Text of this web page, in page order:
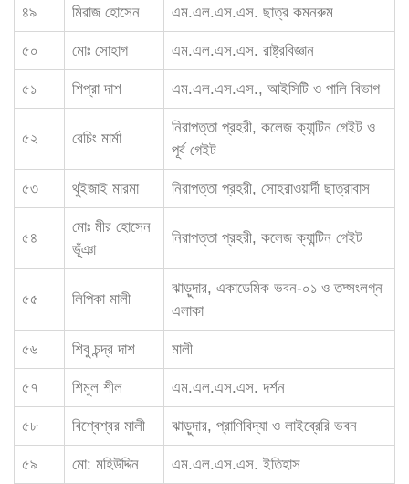
৪৯ মিরাজ হোসেন এম.এল.এস.এস. ছাত্র কমনরুম
৫০ মোঃ সোহাগ এম.এল.এস.এস. রাষ্ট্রবিজ্ঞান
৫১ শিপ্রা দাশ এম.এল.এস.এস., আইসিটি ও পালি বিভাগ
৫২ রেচিং মার্মা
নিরাপত্তা প্রহরী, কলেজ ক্যান্টিন গেইট ও
পূর্ব গেইট
৫৩ থুইজাই মারমা নিরাপত্তা প্রহরী, সোহরাওয়ার্দী ছাত্রাবাস
৫৪
মোঃ মীর হোসেন
ভূঁঞা
নিরাপত্তা প্রহরী, কলেজ ক্যান্টিন গেইট
৫৫ লিপিকা মালী
ঝাড়ুদার, একাডেমিক ভবন-০১ ও তদ্সংলগ্ন
এলাকা
৫৬ শিবু চন্দ্র দাশ মালী
৫৭ শিমুল শীল এম.এল.এস.এস. দর্শন
৫৮ বিশ্বেশ্বর মালী ঝাড়ুদার, প্রাণিবিদ্যা ও লাইব্রেরি ভবন
৫৯ মো: মহিউদ্দিন এম.এল.এস.এস. ইতিহাস